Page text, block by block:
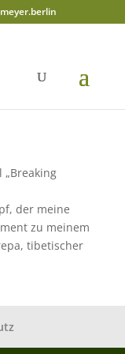
„Breaking
der meine
zu meinem
tibetischer